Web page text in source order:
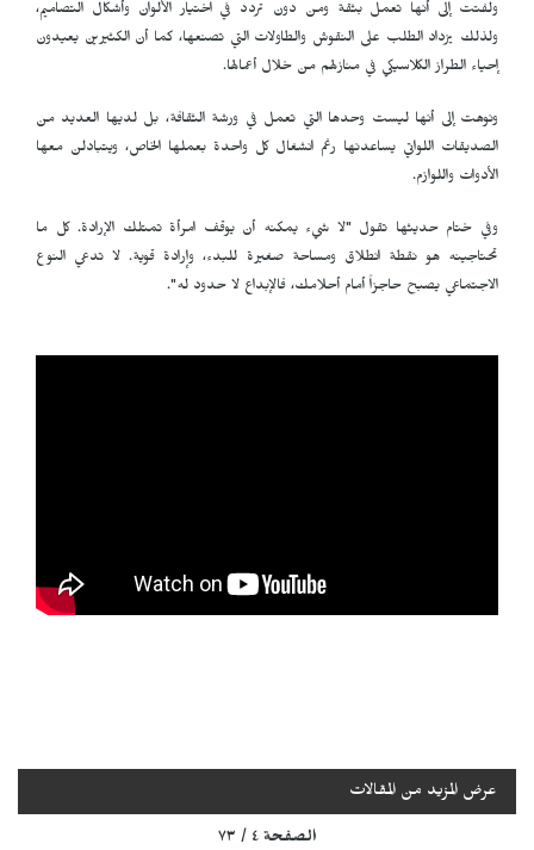
ولفتت إلى أنها تعمل بثقة ومن دون تردد في اختيار الألوان وأشكال التصاميم،
ولذلك يزداد الطلب على النقوش والطاولات التي تصنعها، كما أن الكثيرين يعيدون
إحياء الطراز الكلاسيكي في منازلهم من خلال أعمالها.
ونوهت إلى أنها ليست وحدها التي تعمل في ورشة الثقافة، بل لديها العديد من
الصديقات اللواتي يساعدنها رغم انشغال كل واحدة بعملها الخاص، ويتبادلن معها
الأدوات واللوازم.
وفي ختام حديثها تقول "لا شيء يمكنه أن يوقف امرأة تمتلك الإرادة. كل ما
تحتاجينه هو نقطة انطلاق ومساحة صغيرة للبدء، وإرادة قوية. لا تدعي النوع
الاجتماعي يصبح حاجزاً أمام أحلامك، فالإبداع لا حدود له".
عرض المزيد من المقالات
الصفحة ٤ / ٧٣